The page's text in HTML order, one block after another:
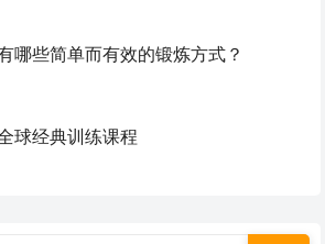
哪些简单而有效的锻炼方式？
球经典训练课程